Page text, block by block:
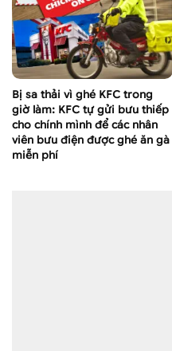
Bị sa thải vì ghé KFC trong
giờ làm: KFC tự gửi bưu thiếp
cho chính mình để các nhân
viên bưu điện được ghé ăn gà
miễn phí